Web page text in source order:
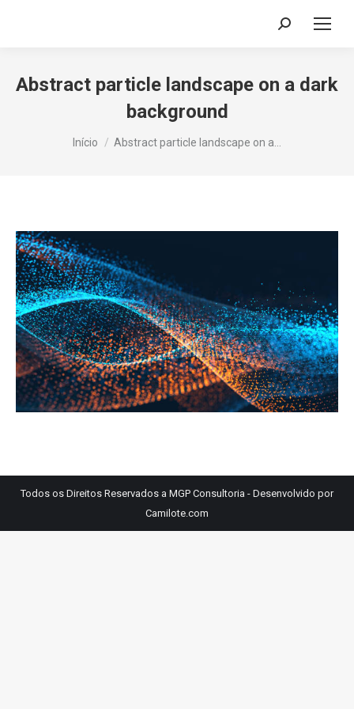
Search:
Abstract particle landscape on a dark
background
Você está aqui:
Início Abstract particle landscape on a…
Todos os Direitos Reservados a MGP Consultoria - Desenvolvido por
Camilote.com